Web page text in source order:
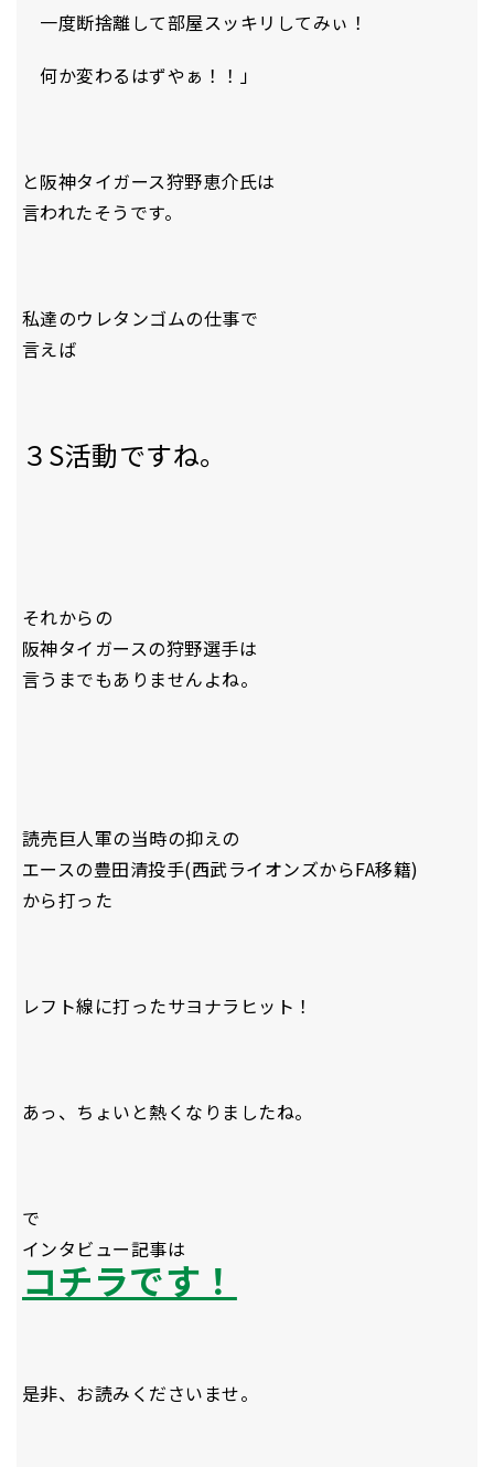
一度断捨離して部屋スッキリしてみぃ！
何か変わるはずやぁ！！」
と阪神タイガース狩野恵介氏は
言われたそうです。
私達のウレタンゴムの仕事で
言えば
３S活動ですね。
それからの
阪神タイガースの狩野選手は
言うまでもありませんよね。
読売巨人軍の当時の抑えの
エースの豊田清投手(西武ライオンズからFA移籍)
から打った
レフト線に打ったサヨナラヒット！
あっ、ちょいと熱くなりましたね。
で
インタビュー記事は
コチラです！
是非、お読みくださいませ。